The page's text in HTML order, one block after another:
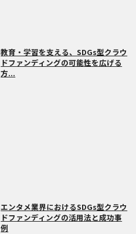
教育・学習を支える、SDGs型クラウ
ドファンディングの可能性を広げる
方...
エンタメ業界におけるSDGs型クラウ
ドファンディングの活用法と成功事
例